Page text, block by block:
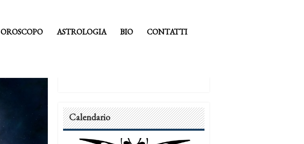
OROSCOPO ASTROLOGIA BIO CONTATTI
Calendario